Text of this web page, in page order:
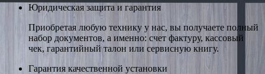
Юридическая защита и гарантия
Приобретая любую технику у нас, вы получаете полный
набор документов, а именно: счет фактуру, кассовый
чек, гарантийный талон или сервисную книгу.
Гарантия качественной установки